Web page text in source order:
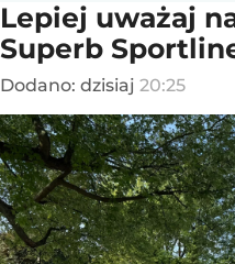
Lepiej uważaj
Superb
Dodano: dzisiaj 20:25